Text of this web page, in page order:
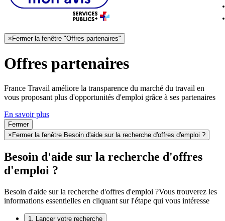
× Fermer la fenêtre "Offres partenaires"
Offres partenaires
France Travail améliore la transparence du marché du travail en
vous proposant plus d'opportunités d'emploi grâce à ses partenaires
En savoir plus
Fermer
× Fermer la fenêtre Besoin d'aide sur la recherche d'offres d'emploi ?
Besoin d'aide sur la recherche d'offres
d'emploi ?
Besoin d'aide sur la recherche d'offres d'emploi ?Vous trouverez les
informations essentielles en cliquant sur l'étape qui vous intéresse
1. Lancer votre recherche